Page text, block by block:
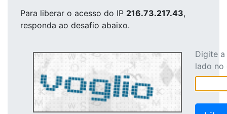
Para liberar o acesso do IP 216.73.217.43,
responda ao desafio abaixo.
Digite
lado no